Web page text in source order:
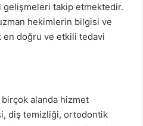
takip etmektedir.
hekimlerin bilgisi ve
en doğru ve etkili tedavi
birçok alanda hizmet
diş temizliği, ortodontik